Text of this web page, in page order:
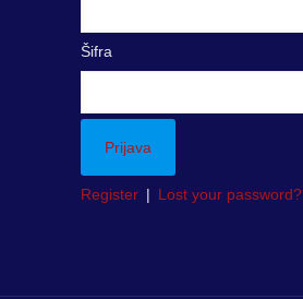
Šifra
Register | Lost your password?